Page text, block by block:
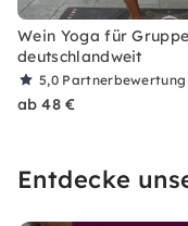
Wein Yoga für
deutschlandweit
5,0 Partnerbewertung
ab 48 €
Entdecke